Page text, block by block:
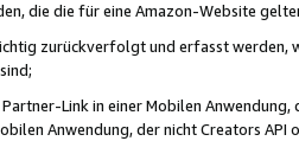
die die für eine Amazon-Website
zurückverfolgt und erfasst werden,
Link in einer Mobilen
Anwendung, der nicht Creators